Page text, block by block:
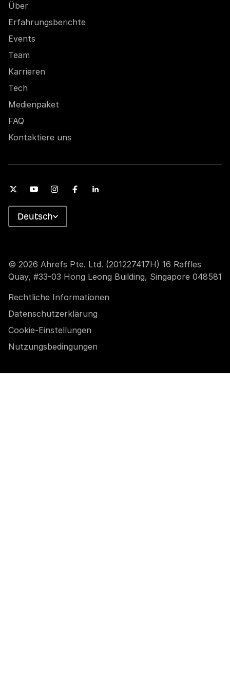
Über
Erfahrungsberichte
Events
Team
Karrieren
Tech
Medienpaket
FAQ
Kontaktiere uns
© 2026 Ahrefs Pte. Ltd. (201227417H) 16 Raffles
Quay, #33-03 Hong Leong Building, Singapore 048581
Rechtliche Informationen
Datenschutzerklärung
Cookie-Einstellungen
Nutzungsbedingungen
Deutsch